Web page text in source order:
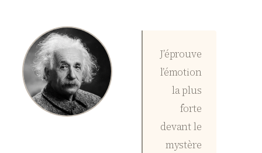
J’éprouve
l’émotion
la plus
forte
devant le
mystère